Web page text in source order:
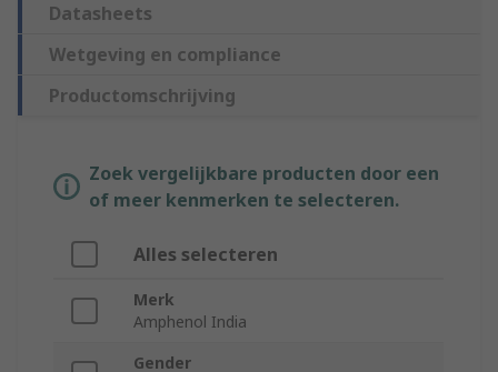
Datasheets
Wetgeving en compliance
Productomschrijving
Zoek vergelijkbare producten door een
of meer kenmerken te selecteren.
Alles selecteren
Merk
Amphenol India
Gender